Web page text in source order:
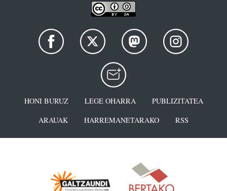
HONI BURUZ LEGE OHARRA
PUBLIZITATEA
ARAUAK
HARREMANETARAKO RSS